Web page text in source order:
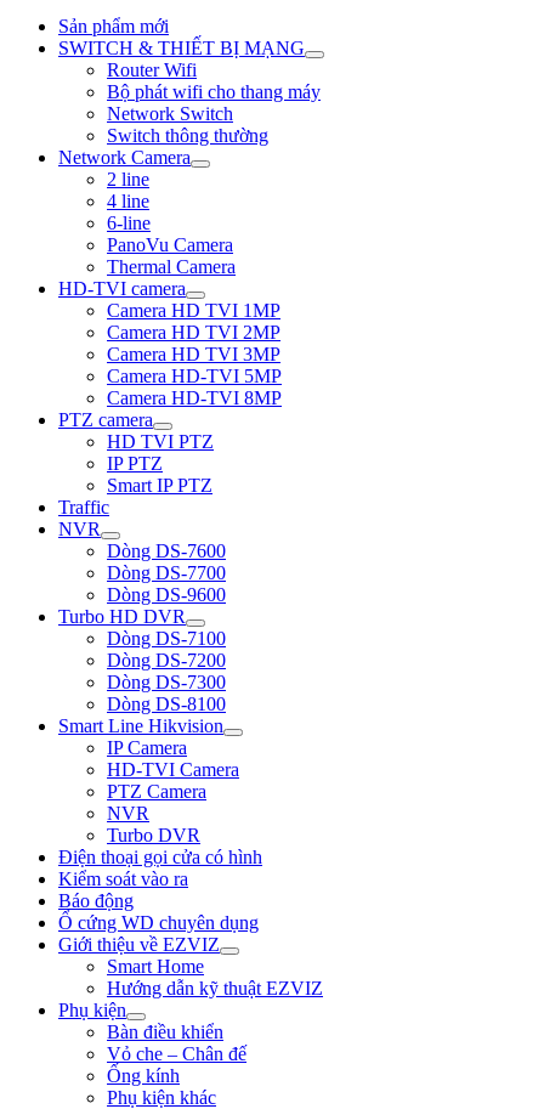
Sản phẩm mới
SWITCH & THIẾT BỊ MẠNG
Router Wifi
Bộ phát wifi cho thang máy
Network Switch
Switch thông thường
Network Camera
2 line
4 line
6-line
PanoVu Camera
Thermal Camera
HD-TVI camera
Camera HD TVI 1MP
Camera HD TVI 2MP
Camera HD TVI 3MP
Camera HD-TVI 5MP
Camera HD-TVI 8MP
PTZ camera
HD TVI PTZ
IP PTZ
Smart IP PTZ
Traffic
NVR
Dòng DS-7600
Dòng DS-7700
Dòng DS-9600
Turbo HD DVR
Dòng DS-7100
Dòng DS-7200
Dòng DS-7300
Dòng DS-8100
Smart Line Hikvision
IP Camera
HD-TVI Camera
PTZ Camera
NVR
Turbo DVR
Điện thoại gọi cửa có hình
Kiểm soát vào ra
Báo động
Ổ cứng WD chuyên dụng
Giới thiệu về EZVIZ
Smart Home
Hướng dẫn kỹ thuật EZVIZ
Phụ kiện
Bàn điều khiển
Vỏ che – Chân đế
Ống kính
Phụ kiện khác